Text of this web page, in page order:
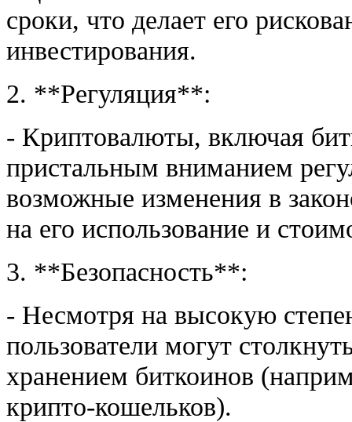
сроки, что делает его
инвестирования.
2. **Регуляция**:
- Криптовалюты, включая
пристальным вниманием
возможные изменения в
на его использование и
3. **Безопасность**:
- Несмотря на высокую
пользователи могут
хранением биткоинов
крипто-кошельков).